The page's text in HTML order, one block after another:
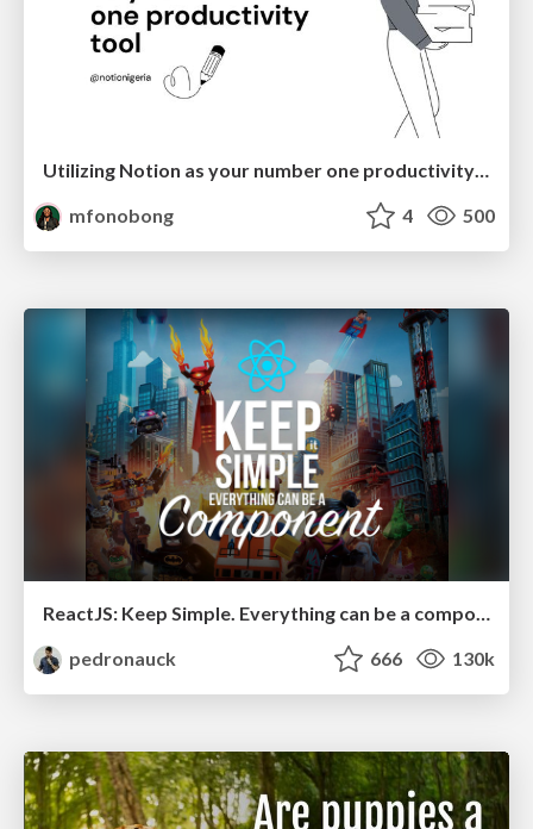
mfonobong
4 500
ReactJS: Keep Simple. Everything can be a component!
pedronauck
666 130k